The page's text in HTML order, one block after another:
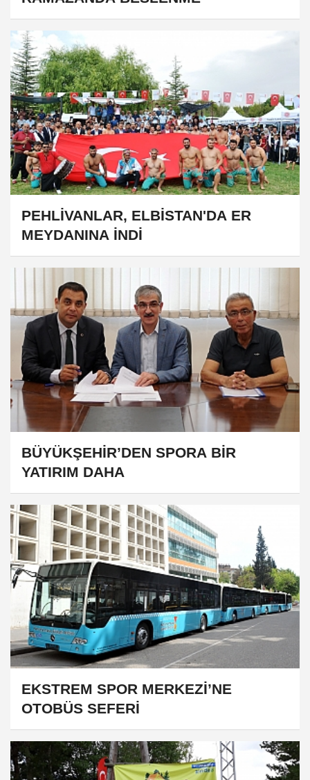
PEHLİVANLAR, ELBİSTAN'DA ER
MEYDANINA İNDİ
BÜYÜKŞEHİR’DEN SPORA BİR
YATIRIM DAHA
EKSTREM SPOR MERKEZİ’NE
OTOBÜS SEFERİ